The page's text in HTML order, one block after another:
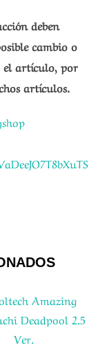
deben
cambio o
el artículo, por
artículos.